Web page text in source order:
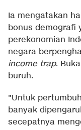
Ia mengatakan
bonus demografi
perekonomian
negara
income trap.
buruh.
"Untuk
banyak
secepatnya